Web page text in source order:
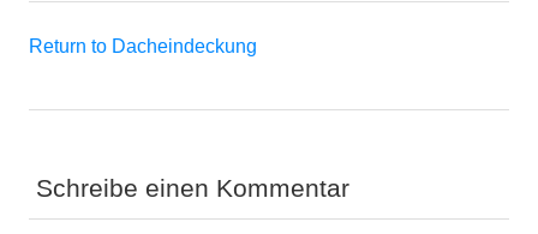
Return to Dacheindeckung
Schreibe einen Kommentar